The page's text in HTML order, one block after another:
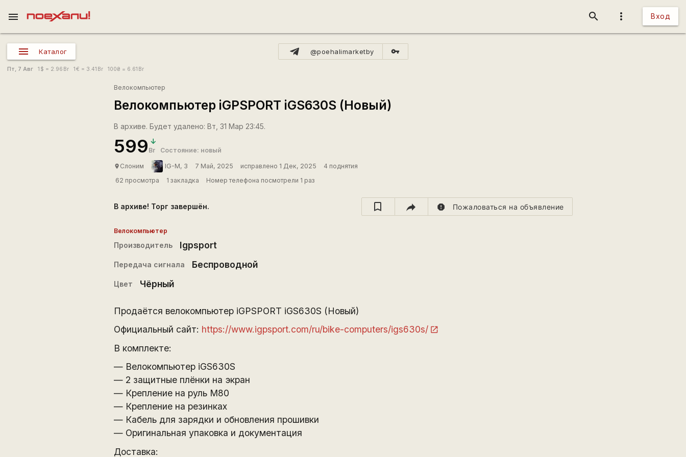
more_vert Вход
search
menu
Каталог @poehalimarketby vpn_key
Пт, 7 Авг 1 $ = 2.96 Br 1€ = 3.41 Br 100₴ = 6.61 Br
Велокомпьютер
Велокомпьютер iGPSPORT iGS630S (Новый)
В архиве. Будет удалено: Вт, 31 Мар 23:45.
599 Br Состояние: новый
place Слоним IG-M, 3 7 Май, 2025 исправлено 1 Дек, 2025
4 поднятия
62 просмотра
1 закладка Номер телефона посмотрели 1 раз
В архиве! Торг завершён. report Пожаловаться на объявление
Велокомпьютер
Производитель Igpsport
Передача сигнала Беспроводной
Цвет Чёрный
Продаётся велокомпьютер iGPSPORT iGS630S (Новый)
Официальный сайт: https://www.igpsport.com/ru/bike-computers/igs630s/
В комплекте:
— Велокомпьютер iGS630S
— 2 защитные плёнки на экран
— Крепление на руль M80
— Крепление на резинках
— Кабель для зарядки и обновления прошивки
— Оригинальная упаковка и документация
Доставка: